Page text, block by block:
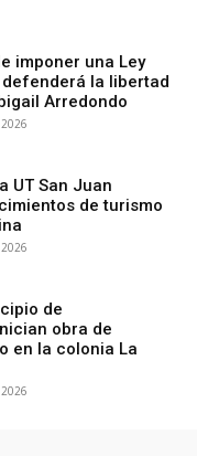
imponer una Ley
defenderá la libertad
Arredondo
UT San Juan
de turismo
de
obra de
en la colonia La